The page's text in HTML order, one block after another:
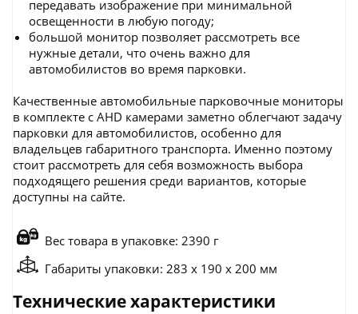
передавать изображение при минимальной
освещенности в любую погоду;
большой монитор позволяет рассмотреть все
нужные детали, что очень важно для
автомобилистов во время парковки.
Качественные автомобильные парковочные мониторы
в комплекте с AHD камерами заметно облегчают задачу
парковки для автомобилистов, особенно для
владельцев габаритного транспорта. Именно поэтому
стоит рассмотреть для себя возможность выбора
подходящего решения среди вариантов, которые
доступны на сайте.
Вес товара в упаковке: 2390 г
Габариты упаковки: 283 x 190 x 200 мм
Технические характеристики